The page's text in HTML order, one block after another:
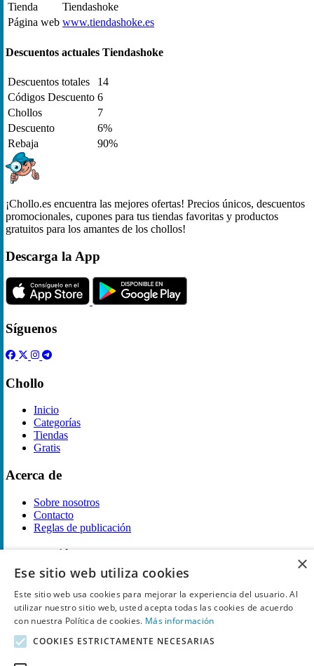
Tienda
Tiendashoke
Página web www.tiendashoke.es
Descuentos actuales Tiendashoke
Descuentos totales
14
Códigos Descuento 6
Chollos
7
Descuento
6%
Rebaja
90%
¡Chollo.es encuentra las mejores ofertas! Precios únicos, descuentos
promocionales, cupones para tus tiendas favoritas y productos
gratuitos para los amantes de los chollos!
Descarga la App
Síguenos
Chollo
Inicio
Categorías
Tiendas
Gratis
Acerca de
Sobre nosotros
Contacto
Reglas de publicación
Información legal
Privacidad
Declaración de cookies
Términos y condiciones
Descargo de Responsabilidad
×
Ese sitio web utiliza cookies
Este sitio web usa cookies para mejorar la experiencia del usuario. Al
utilizar nuestro sitio web, usted acepta todas las cookies de acuerdo
con nuestra Política de cookies. Más información
COOKIES ESTRICTAMENTE NECESARIAS